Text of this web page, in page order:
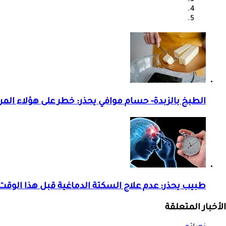
الطبخ بالزبدة- حسام موافي يحذر: خطر على هؤلاء
طبيب يحذر: عدم علاج السكتة الدماغية قبل هذا
الأخبار المتعلقة